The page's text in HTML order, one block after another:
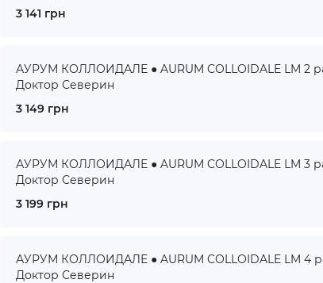
3 141 грн
АУРУМ КОЛЛОИДАЛЕ ● AURUM COLLOIDALE LM 2
Доктор Северин
3 149 грн
АУРУМ КОЛЛОИДАЛЕ ● AURUM COLLOIDALE LM 3
Доктор Северин
3 199 грн
АУРУМ КОЛЛОИДАЛЕ ● AURUM COLLOIDALE LM 4
Доктор Северин